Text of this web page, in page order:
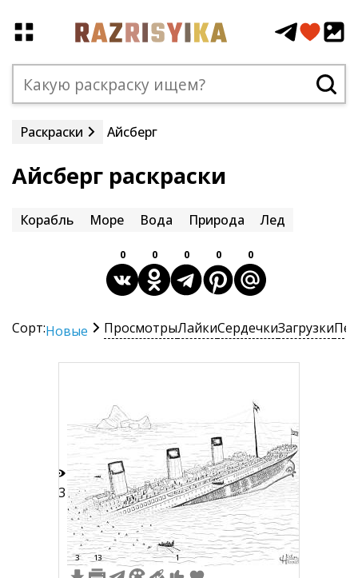
Раскраски Айсберг
Айсберг раскраски
Корабль Море Вода Природа Лед
0 0 0 0 0
Сорт:Новые ПросмотрыЛайкиСердечкиЗагрузки
23
3 13 1